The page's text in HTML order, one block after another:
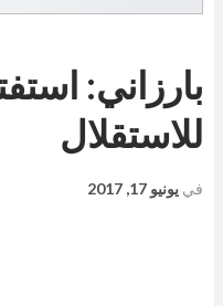
بارزاني:
للاستقلال
في يونيو 17, 2017